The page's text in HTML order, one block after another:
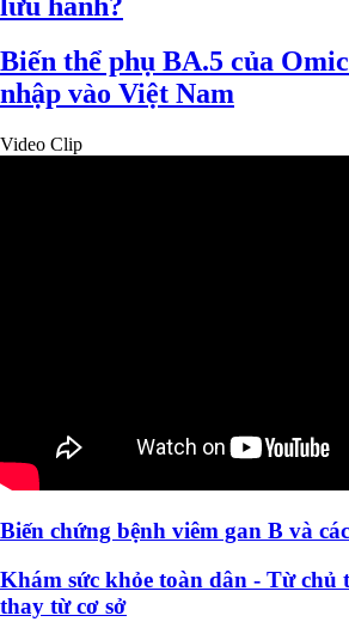
Biến thể phụ BA.5 của
nhập vào Việt Nam
Video Clip
Biến chứng bệnh viêm gan B và
Khám sức khỏe toàn dân - Từ chủ
thay từ cơ sở